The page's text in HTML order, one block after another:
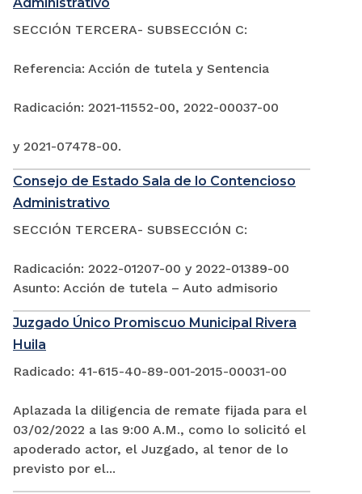
SECCIÓN TERCERA- SUBSECCIÓN C:
Referencia: Acción de tutela y Sentencia
Radicación: 2021-11552-00, 2022-00037-00
y 2021-07478-00.
Consejo de Estado Sala de lo Contencioso
Administrativo
SECCIÓN TERCERA- SUBSECCIÓN C:
Radicación: 2022-01207-00 y 2022-01389-00
Asunto: Acción de tutela – Auto admisorio
Juzgado Único Promiscuo Municipal Rivera
Huila
Radicado: 41-615-40-89-001-2015-00031-00
Aplazada la diligencia de remate fijada para el
03/02/2022 a las 9:00 A.M., como lo solicitó el
apoderado actor, el Juzgado, al tenor de lo
previsto por el...